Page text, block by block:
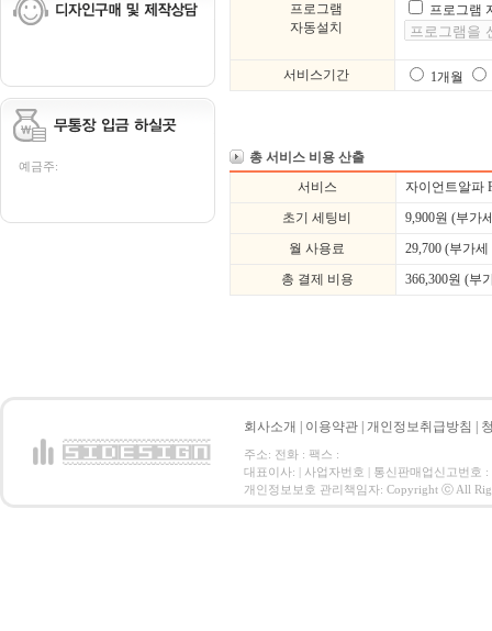
예금주:
프로그램
자동설치
프로그램
서비스기간 1개월
총 서비스 비용 산출
서비스
자이언트알파
초기 세팅비
9,900원 (부가
월 사용료
29,700 (부가
총 결제 비용
366,300원 (부
회사소개 이용약관 개인정보취급방침
주소: 전화 : 팩스 :
대표이사: | 사업자번호 | 통신판매업신고번호 :
개인정보보호 관리책임자: Copyright ⓒ All